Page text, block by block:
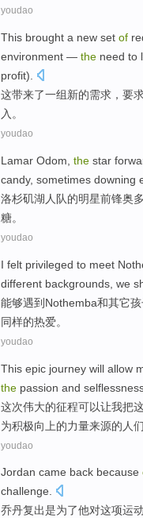
youdao
This brought a new set of
environment — the need to
profit).
这带来了一组新的需求 ， 要
入 。
youdao
Lamar Odom the star
candy, sometimes downing
洛杉矶湖人队的明星前锋奥
糖。
youdao
I felt privileged to meet
different backgrounds we
能够遇到 Nothemba和其它
同样的热爱。
youdao
This epic journey will allow
the passion and
这次伟大的征程可以让我把
为积极向上的力量来源的 人们
youdao
Jordan came back because
challenge.
乔丹复出是为了他对这项运动